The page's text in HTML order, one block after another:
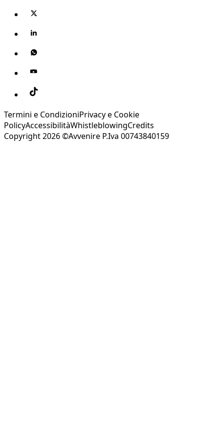
Termini e CondizioniPrivacy e Cookie
PolicyAccessibilitàWhistleblowingCredits
Copyright 2026 ©Avvenire P.Iva 00743840159